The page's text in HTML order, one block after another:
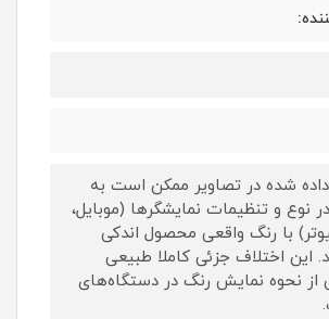
شده در تصاویر ممکن است به
نوع و تنظیمات نمایشگرها (موبایل،
با رنگ واقعی محصول اندکی
این اختلاف جزئی کاملا طبیعی
نحوه نمایش رنگ در دستگاه‌های